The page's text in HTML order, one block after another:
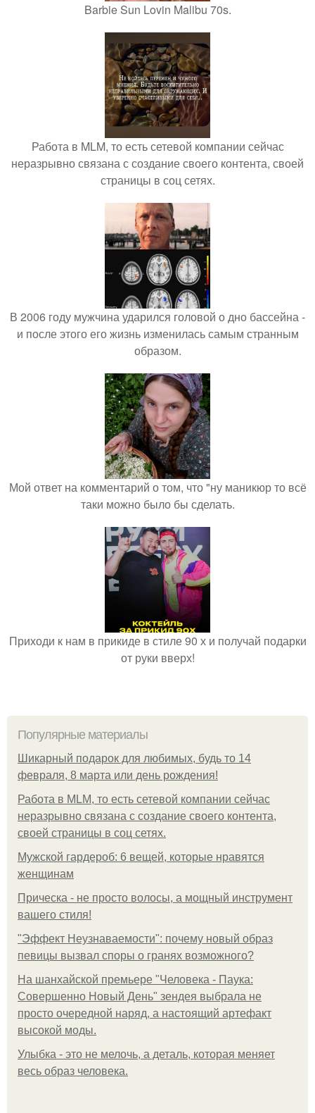
Barbie Sun Lovin Malibu 70s.
Работа в MLM, то есть сетевой компании сейчас
неразрывно связана с создание своего контента, своей
страницы в соц сетях.
В 2006 году мужчина ударился головой о дно бассейна -
и после этого его жизнь изменилась самым странным
образом.
Мой ответ на комментарий о том, что "ну маникюр то всё
таки можно было бы сделать.
Приходи к нам в прикиде в стиле 90 х и получай подарки
от руки вверх!
Популярные материалы
Шикарный подарок для любимых, будь то 14
февраля, 8 марта или день рождения!
Работа в MLM, то есть сетевой компании сейчас
неразрывно связана с создание своего контента,
своей страницы в соц сетях.
Мужской гардероб: 6 вещей, которые нравятся
женщинам
Прическа - не просто волосы, а мощный инструмент
вашего стиля!
"Эффект Неузнаваемости": почему новый образ
певицы вызвал споры о гранях возможного?
На шанхайской премьере "Человека - Паука:
Совершенно Новый День" зендея выбрала не
просто очередной наряд, а настоящий артефакт
высокой моды.
Улыбка - это не мелочь, а деталь, которая меняет
весь образ человека.